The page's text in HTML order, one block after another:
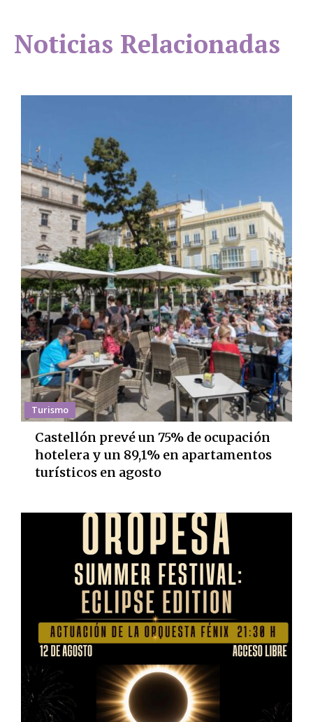
Noticias Relacionadas
Turismo
Castellón prevé un 75% de ocupación
hotelera y un 89,1% en apartamentos
turísticos en agosto